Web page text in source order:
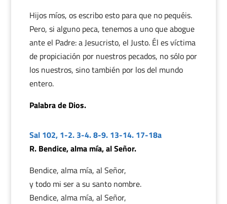
Hijos míos, os escribo esto para que no pequéis.
Pero, si alguno peca, tenemos a uno que abogue
ante el Padre: a Jesucristo, el Justo. Él es víctima
de propiciación por nuestros pecados, no sólo por
los nuestros, sino también por los del mundo
entero.
Palabra de Dios.
Sal 102, 1-2. 3-4. 8-9. 13-14. 17-18a
R. Bendice, alma mía, al Señor.
Bendice, alma mía, al Señor,
y todo mi ser a su santo nombre.
Bendice, alma mía, al Señor,